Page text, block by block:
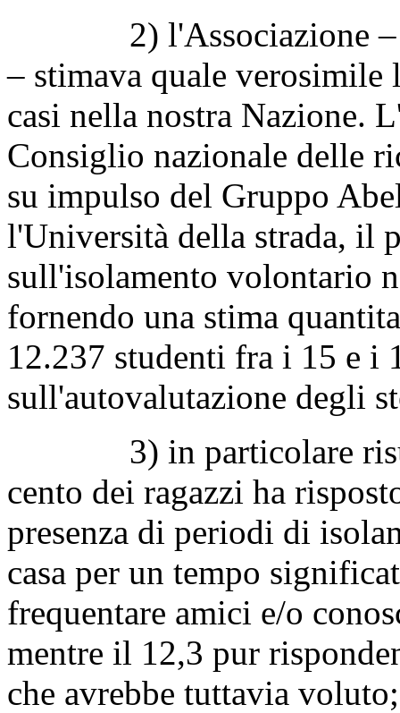
2) l'Associazione –
– stimava quale verosimile
casi nella nostra Nazione.
Consiglio nazionale delle
su impulso del Gruppo
l'Università della strada, il
sull'isolamento volontario
fornendo una stima
12.237 studenti fra i 15 e i
sull'autovalutazione degli
3) in particolare
cento dei ragazzi ha
presenza di periodi di
casa per un tempo
frequentare amici e/o
mentre il 12,3 pur
che avrebbe tuttavia voluto;